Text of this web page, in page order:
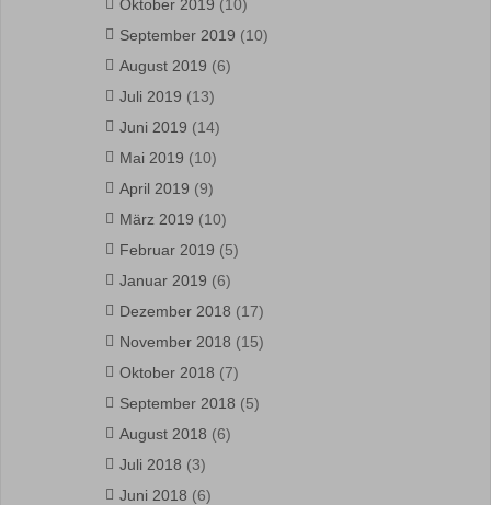
Oktober 2019 (10)
September 2019 (10)
August 2019 (6)
Juli 2019 (13)
Juni 2019 (14)
Mai 2019 (10)
April 2019 (9)
März 2019 (10)
Februar 2019 (5)
Januar 2019 (6)
Dezember 2018 (17)
November 2018 (15)
Oktober 2018 (7)
September 2018 (5)
August 2018 (6)
Juli 2018 (3)
Juni 2018 (6)